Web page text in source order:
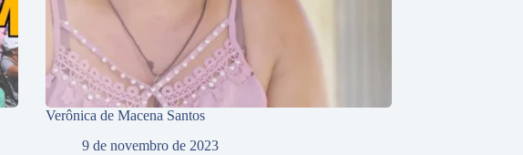
Verônica de Macena Santos
9 de novembro de 2023